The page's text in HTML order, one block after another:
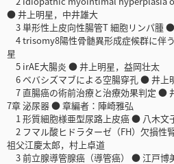
● 井上明星，中井雄大
3 単形性上皮向性腸管T 細胞リンパ腫
4 trisomy8陽性骨髄異形成症候群に伴
星
5 irAE大腸炎 ● 井上明星，益岡壮太
6 ベバシズマブによる空腸穿孔 ● 井上
7 直腸癌の術前治療と治療効果判定 ●
7章 泌尿器 ● 章編者：陣崎雅弘
1 形質細胞様亜型尿路上皮癌 ● 八木文
2 フマル酸ヒドラターゼ（FH）欠損性
祖父江慶太郎，村上卓道
3 前立腺導管腺癌（導管癌） ● 江戸博